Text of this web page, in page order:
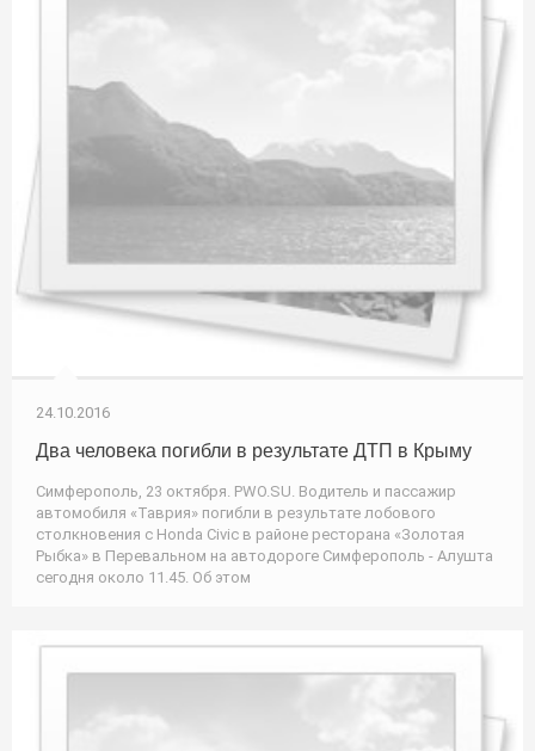
24.10.2016
Два человека погибли в результате ДТП в Крыму
Симферополь, 23 октября. PWO.SU. Водитель и пассажир
автомобиля «Таврия» погибли в результате лобового
столкновения с Honda Civiс в районе ресторана «Золотая
Рыбка» в Перевальном на автодороге Симферополь - Алушта
сегодня около 11.45. Об этом